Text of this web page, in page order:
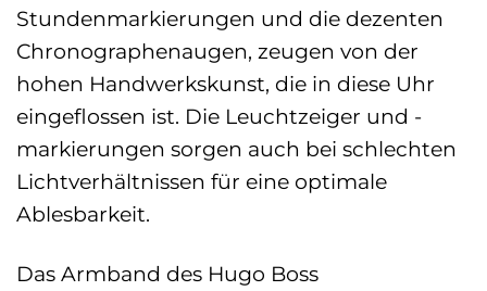
Stundenmarkierungen und die dezenten
Chronographenaugen, zeugen von der
hohen Handwerkskunst, die in diese Uhr
eingeflossen ist. Die Leuchtzeiger und -
markierungen sorgen auch bei schlechten
Lichtverhältnissen für eine optimale
Ablesbarkeit.
Das Armband des Hugo Boss